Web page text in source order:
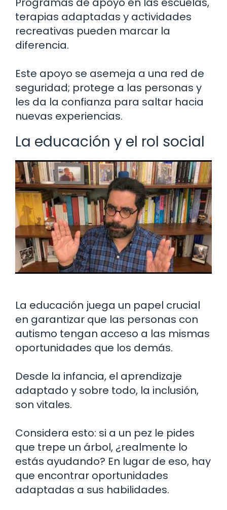
terapias adaptadas y actividades
recreativas pueden marcar la
diferencia.
Este apoyo se asemeja a una red de
seguridad; protege a las personas y
les da la confianza para saltar hacia
nuevas experiencias.
La educación y el rol social
La educación juega un papel crucial
en garantizar que las personas con
autismo tengan acceso a las mismas
oportunidades que los demás.
Desde la infancia, el aprendizaje
adaptado y sobre todo, la inclusión,
son vitales.
Considera esto: si a un pez le pides
que trepe un árbol, ¿realmente lo
estás ayudando? En lugar de eso, hay
que encontrar oportunidades
adaptadas a sus habilidades.